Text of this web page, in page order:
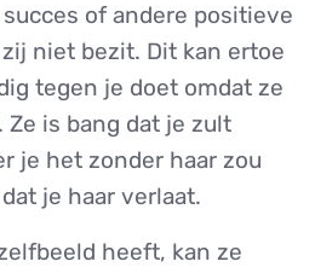
of andere positieve
niet bezit. Dit kan ertoe
tegen je doet omdat ze
is bang dat je zult
je het zonder haar zou
je haar verlaat.
heeft, kan ze